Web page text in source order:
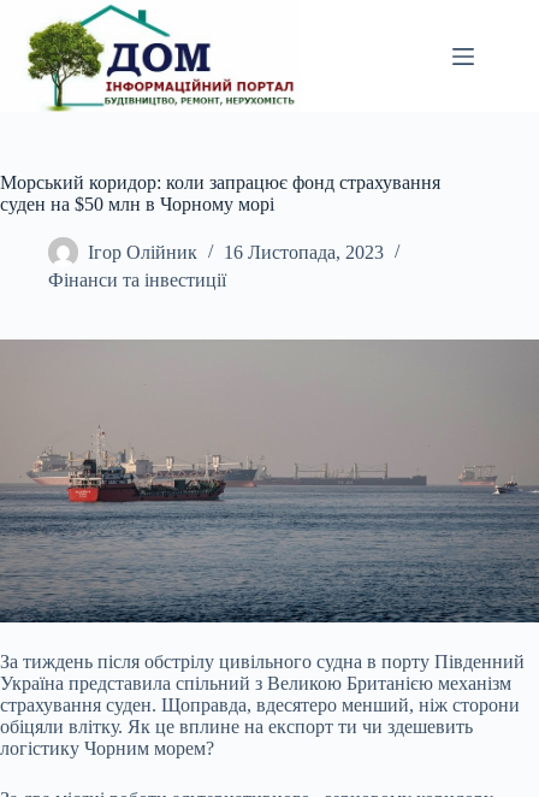
вмісту
Морський коридор: коли запрацює фонд страхування
суден на $50 млн в Чорному морі
Ігор Олійник
16 Листопада, 2023
Фінанси та інвестиції
За тиждень після обстрілу цивільного судна в порту Південний
Україна представила спільний з Великою Британією механізм
страхування суден. Щоправда, вдесятеро менший, ніж сторони
обіцяли влітку. Як це вплине на експорт ти чи здешевить
логістику Чорним морем?